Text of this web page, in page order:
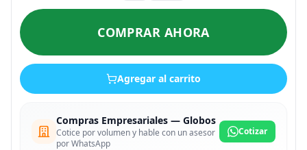
COMPRAR AHORA
Agregar al carrito
Compras Empresariales — Globos
Cotice por volumen y hable con un asesor
por WhatsApp
Cotizar